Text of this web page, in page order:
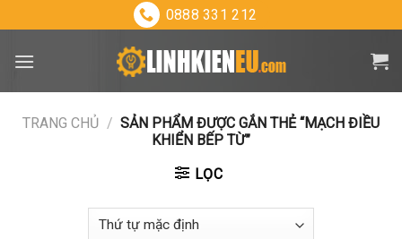
to
content
0888 331 212
TRANG CHỦ / SẢN PHẨM ĐƯỢC GẮN THẺ “MẠCH ĐIỀU
KHIỂN BẾP TỪ”
LỌC